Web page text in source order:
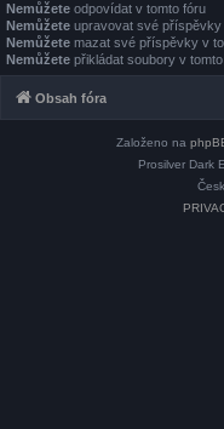
Nemůžete odpovídat v tomto fóru
Nemůžete upravovat své příspěvky
Nemůžete mazat své příspěvky v
Nemůžete přikládat soubory v
Obsah fóra
Založeno na
Prosilver Dark